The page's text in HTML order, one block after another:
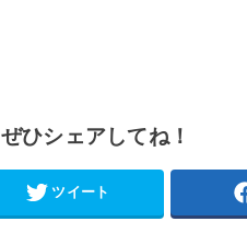
ぜひシェアしてね！
ツイート